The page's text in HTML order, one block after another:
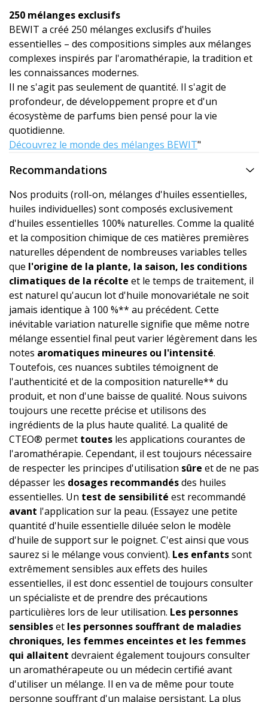
250 mélanges exclusifs
BEWIT a créé 250 mélanges exclusifs d'huiles
essentielles – des compositions simples aux mélanges
complexes inspirés par l'aromathérapie, la tradition et
les connaissances modernes.
Il ne s'agit pas seulement de quantité. Il s'agit de
profondeur, de développement propre et d'un
écosystème de parfums bien pensé pour la vie
quotidienne.
Découvrez le monde des mélanges BEWIT"
Recommandations
Nos produits (roll-on, mélanges d'huiles essentielles,
huiles individuelles) sont composés exclusivement
d'huiles essentielles 100% naturelles. Comme la qualité
et la composition chimique de ces matières premières
naturelles dépendent de nombreuses variables telles
que l'origine de la plante, la saison, les conditions
climatiques de la récolte et le temps de traitement, il
est naturel qu'aucun lot d'huile monovariétale ne soit
jamais identique à 100 %** au précédent. Cette
inévitable variation naturelle signifie que même notre
mélange essentiel final peut varier légèrement dans les
notes aromatiques mineures ou l'intensité.
Toutefois, ces nuances subtiles témoignent de
l'authenticité et de la composition naturelle** du
produit, et non d'une baisse de qualité. Nous suivons
toujours une recette précise et utilisons des
ingrédients de la plus haute qualité. La qualité de
CTEO® permet toutes les applications courantes de
l'aromathérapie. Cependant, il est toujours nécessaire
de respecter les principes d'utilisation sûre et de ne pas
dépasser les dosages recommandésdes huiles
essentielles. Un test de sensibilité est recommandé
avant l'application sur la peau. (Essayez une petite
quantité d'huile essentielle diluée selon le modèle
d'huile de support sur le poignet. C'est ainsi que vous
saurez si le mélange vous convient). Les enfantssont
extrêmement sensibles aux effets des huiles
essentielles, il est donc essentiel de toujours consulter
un spécialiste et de prendre des précautions
particulières lors de leur utilisation. Les personnes
sensibleset les personnes souffrant de maladies
chroniques, les femmes enceintes et les femmes
qui allaitent devraient également toujours consulter
un aromathérapeute ou un médecin certifié avant
d'utiliser un mélange. Il en va de même pour toute
personne souffrant d'un malaise persistant. La plus